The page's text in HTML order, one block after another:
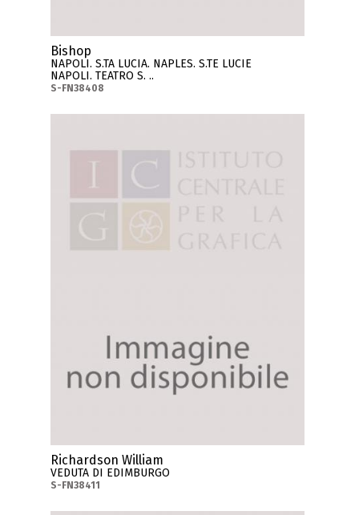
Bishop
NAPOLI. S.TA LUCIA. NAPLES. S.TE LUCIE
NAPOLI. TEATRO S. ..
S-FN38408
Richardson William
VEDUTA DI EDIMBURGO
S-FN38411